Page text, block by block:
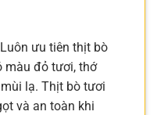
ưu tiên thịt bò
màu đỏ tươi, thớ
lạ. Thịt bò tươi
và an toàn khi